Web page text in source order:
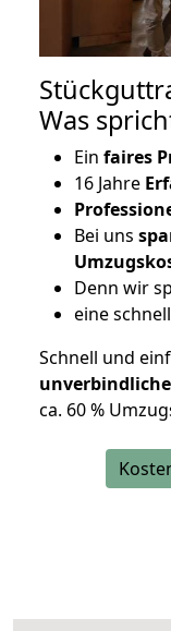
Was
Ein faires
16 Jahre
Bei uns
Denn wir
eine
Schnell und
ca. 60 %